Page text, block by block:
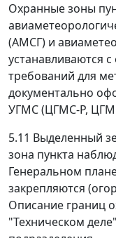
Охранные зоны
(АМСГ) и
устанавливаются
требований для
документально
УГМС (ЦГМС-Р,
5.11 Выделенный
зона пункта
Генеральном
закрепляются
Описание границ
"Техническом